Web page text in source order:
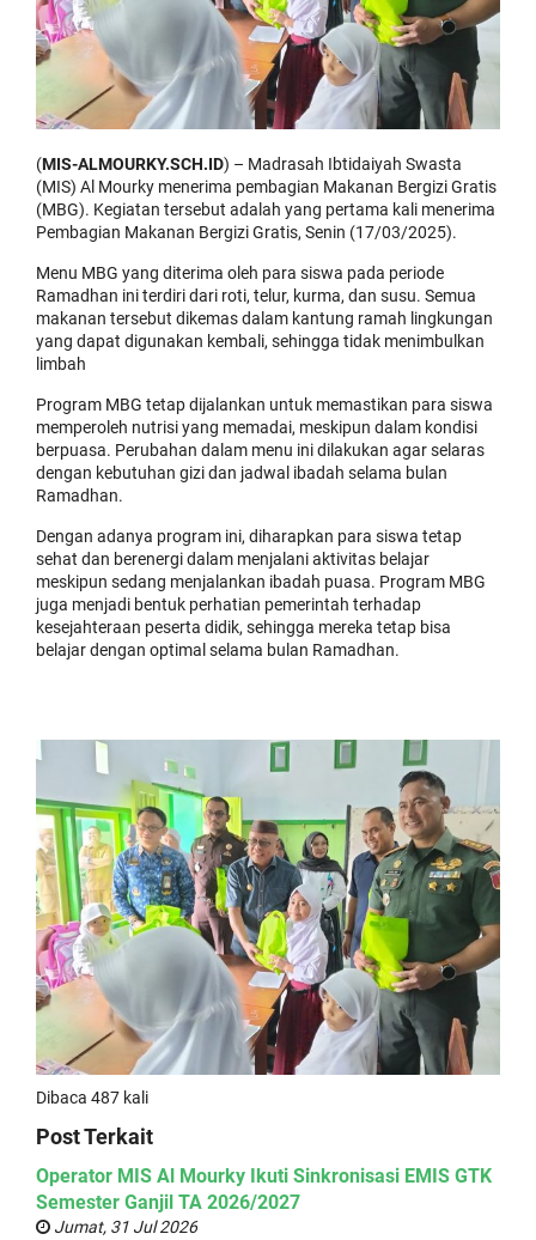
(MIS-ALMOURKY.SCH.ID) – Madrasah Ibtidaiyah Swasta
(MIS) Al Mourky menerima pembagian Makanan Bergizi Gratis
(MBG). Kegiatan tersebut adalah yang pertama kali menerima
Pembagian Makanan Bergizi Gratis, Senin (17/03/2025).
Menu MBG yang diterima oleh para siswa pada periode
Ramadhan ini terdiri dari roti, telur, kurma, dan susu. Semua
makanan tersebut dikemas dalam kantung ramah lingkungan
yang dapat digunakan kembali, sehingga tidak menimbulkan
limbah
Program MBG tetap dijalankan untuk memastikan para siswa
memperoleh nutrisi yang memadai, meskipun dalam kondisi
berpuasa. Perubahan dalam menu ini dilakukan agar selaras
dengan kebutuhan gizi dan jadwal ibadah selama bulan
Ramadhan.
Dengan adanya program ini, diharapkan para siswa tetap
sehat dan berenergi dalam menjalani aktivitas belajar
meskipun sedang menjalankan ibadah puasa. Program MBG
juga menjadi bentuk perhatian pemerintah terhadap
kesejahteraan peserta didik, sehingga mereka tetap bisa
belajar dengan optimal selama bulan Ramadhan.
Dibaca 487 kali
Post Terkait
Operator MIS Al Mourky Ikuti Sinkronisasi EMIS GTK
Semester Ganjil TA 2026/2027
Jumat, 31 Jul 2026